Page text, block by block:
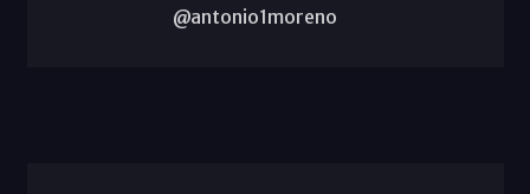
@antonio1moreno